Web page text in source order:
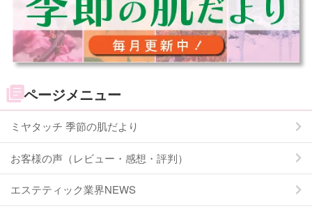
ページメニュー
ミヤタッチ 季節の肌だより
お客様の声（レビュー・感想・評判）
エステティック業界NEWS